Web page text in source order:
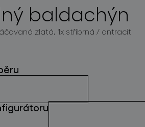
baldachýn
zlatá, 1x stříbrná / antracit